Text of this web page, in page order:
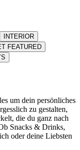
INTERIOR
FEATURED
um dein persönliches
zu gestalten,
die du ganz nach
Snacks & Drinks,
oder deine Liebsten